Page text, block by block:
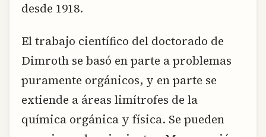
desde 1918.
El trabajo científico del doctorado de
Dimroth se basó en parte a problemas
puramente orgánicos, y en parte se
extiende a áreas limítrofes de la
química orgánica y física. Se pueden